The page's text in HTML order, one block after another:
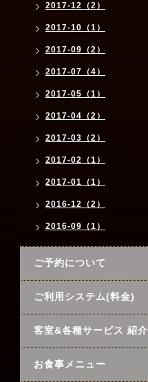
2017-12（2）
2017-10（1）
2017-09（2）
2017-07（4）
2017-05（1）
2017-04（2）
2017-03（2）
2017-02（1）
2017-01（1）
2016-12（2）
2016-09（1）
ご予約について
ご利用システム(料金)
客室&各種サービス 紹介
お食事メニュー